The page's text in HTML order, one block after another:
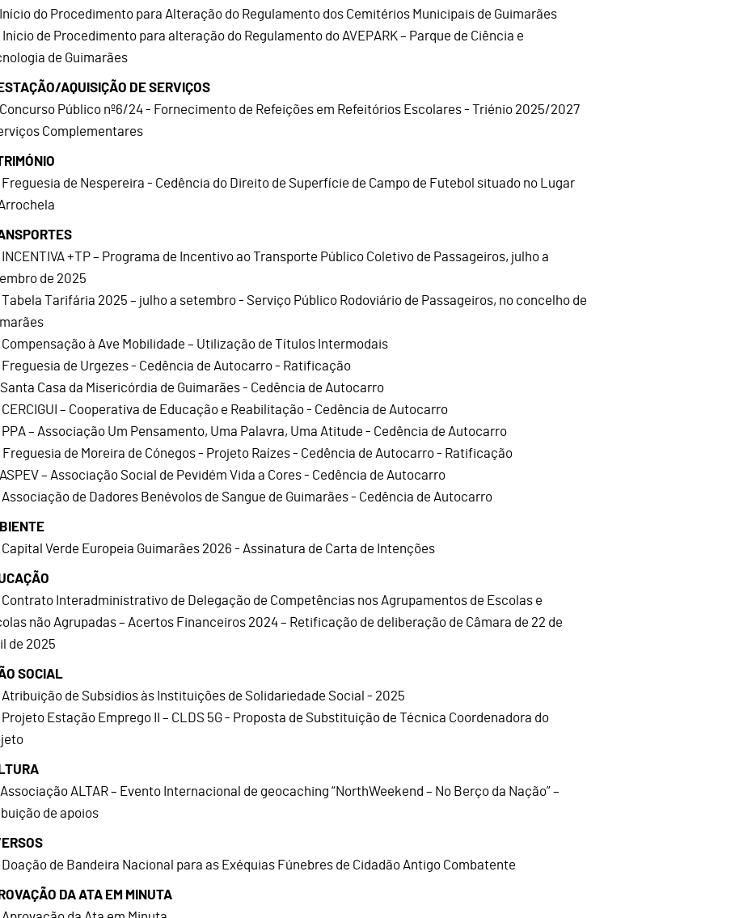
Início do Procedimento para Alteração do Regulamento dos Cemitérios Municipais de Guimarães
Início de Procedimento para alteração do Regulamento do AVEPARK – Parque de Ciência e
de Guimarães
AQUISIÇÃO DE SERVIÇOS
Concurso Público nº6/24 - Fornecimento de Refeições em Refeitórios Escolares - Triénio 2025/2027
Complementares
Freguesia de Nespereira - Cedência do Direito de Superfície de Campo de Futebol situado no Lugar
+TP – Programa de Incentivo ao Transporte Público Coletivo de Passageiros, julho a
de 2025
Tabela Tarifária 2025 – julho a setembro - Serviço Público Rodoviário de Passageiros, no concelho de
Compensação à Ave Mobilidade – Utilização de Títulos Intermodais
Freguesia de Urgezes - Cedência de Autocarro - Ratificação
Santa Casa da Misericórdia de Guimarães - Cedência de Autocarro
CERCIGUI – Cooperativa de Educação e Reabilitação - Cedência de Autocarro
PPA – Associação Um Pensamento, Uma Palavra, Uma Atitude - Cedência de Autocarro
de Moreira de Cónegos - Projeto Raízes - Cedência de Autocarro - Ratificação
– Associação Social de Pevidém Vida a Cores - Cedência de Autocarro
de Dadores Benévolos de Sangue de Guimarães - Cedência de Autocarro
Verde Europeia Guimarães 2026 - Assinatura de Carta de Intenções
Interadministrativo de Delegação de Competências nos Agrupamentos de Escolas e
não Agrupadas – Acertos Financeiros 2024 – Retificação de deliberação de Câmara de 22 de
de 2025
SOCIAL
de Subsídios às Instituições de Solidariedade Social - 2025
Estação Emprego II – CLDS 5G - Proposta de Substituição de Técnica Coordenadora do
ALTAR – Evento Internacional de geocaching “NorthWeekend – No Berço da Nação” –
de apoios
de Bandeira Nacional para as Exéquias Fúnebres de Cidadão Antigo Combatente
DA ATA EM MINUTA